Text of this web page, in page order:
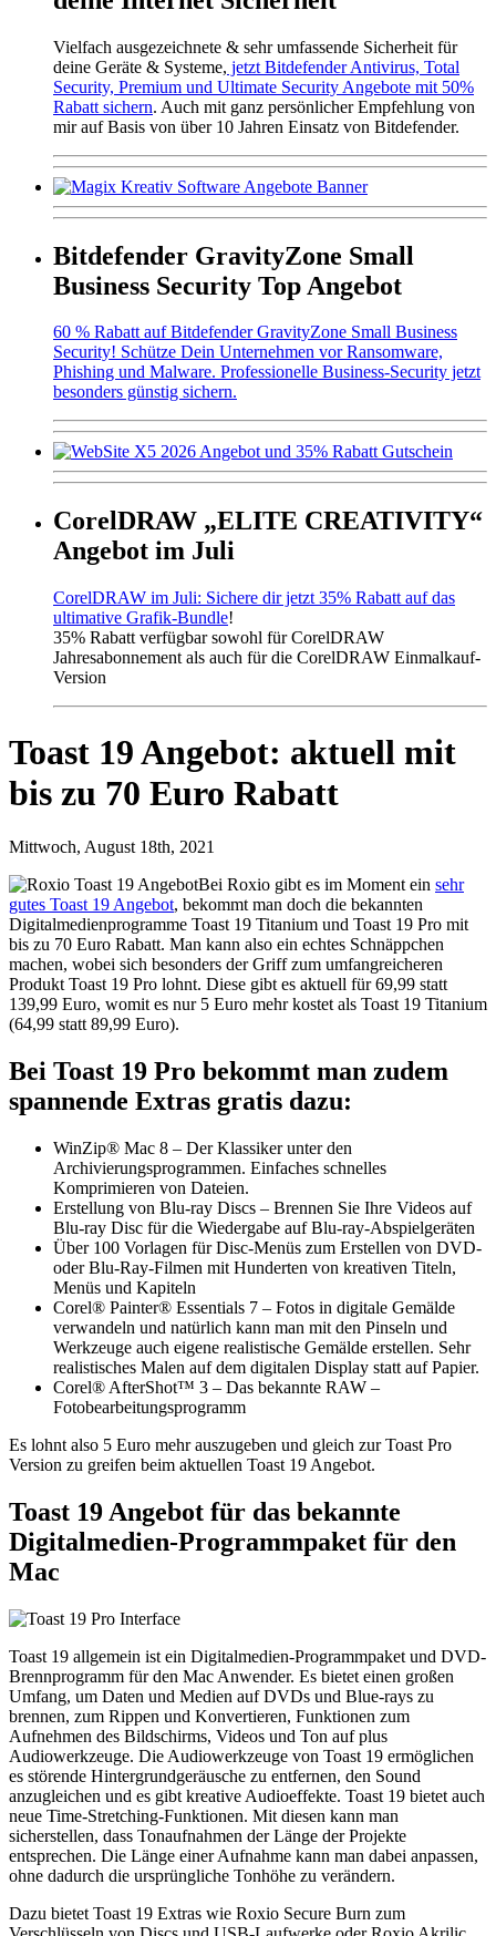
Vielfach ausgezeichnete & sehr umfassende Sicherheit für
deine Geräte & Systeme, jetzt Bitdefender Antivirus, Total
Security, Premium und Ultimate Security Angebote mit 50%
Rabatt sichern. Auch mit ganz persönlicher Empfehlung von
mir auf Basis von über 10 Jahren Einsatz von Bitdefender.
Bitdefender GravityZone Small
Business Security Top Angebot
60 % Rabatt auf Bitdefender GravityZone Small Business
Security! Schütze Dein Unternehmen vor Ransomware,
Phishing und Malware. Professionelle Business-Security jetzt
besonders günstig sichern.
CorelDRAW „ELITE CREATIVITY“
Angebot im Juli
CorelDRAW im Juli: Sichere dir jetzt 35% Rabatt auf das
ultimative Grafik-Bundle!
35% Rabatt verfügbar sowohl für CorelDRAW
Jahresabonnement als auch für die CorelDRAW Einmalkauf-
Version
Toast 19 Angebot: aktuell mit
bis zu 70 Euro Rabatt
Mittwoch, August 18th, 2021
Bei Roxio gibt es im Moment ein sehr
gutes Toast 19 Angebot, bekommt man doch die bekannten
Digitalmedienprogramme Toast 19 Titanium und Toast 19 Pro mit
bis zu 70 Euro Rabatt. Man kann also ein echtes Schnäppchen
machen, wobei sich besonders der Griff zum umfangreicheren
Produkt Toast 19 Pro lohnt. Diese gibt es aktuell für 69,99 statt
139,99 Euro, womit es nur 5 Euro mehr kostet als Toast 19 Titanium
(64,99 statt 89,99 Euro).
Bei Toast 19 Pro bekommt man zudem
spannende Extras gratis dazu:
WinZip® Mac 8 – Der Klassiker unter den
Archivierungsprogrammen. Einfaches schnelles
Komprimieren von Dateien.
Erstellung von Blu-ray Discs – Brennen Sie Ihre Videos auf
Blu-ray Disc für die Wiedergabe auf Blu-ray-Abspielgeräten
Über 100 Vorlagen für Disc-Menüs zum Erstellen von DVD-
oder Blu-Ray-Filmen mit Hunderten von kreativen Titeln,
Menüs und Kapiteln
Corel® Painter® Essentials 7 – Fotos in digitale Gemälde
verwandeln und natürlich kann man mit den Pinseln und
Werkzeuge auch eigene realistische Gemälde erstellen. Sehr
realistisches Malen auf dem digitalen Display statt auf Papier.
Corel® AfterShot™ 3 – Das bekannte RAW –
Fotobearbeitungsprogramm
Es lohnt also 5 Euro mehr auszugeben und gleich zur Toast Pro
Version zu greifen beim aktuellen Toast 19 Angebot.
Toast 19 Angebot für das bekannte
Digitalmedien-Programmpaket für den
Mac
Toast 19 allgemein ist ein Digitalmedien-Programmpaket und DVD-
Brennprogramm für den Mac Anwender. Es bietet einen großen
Umfang, um Daten und Medien auf DVDs und Blue-rays zu
brennen, zum Rippen und Konvertieren, Funktionen zum
Aufnehmen des Bildschirms, Videos und Ton auf plus
Audiowerkzeuge. Die Audiowerkzeuge von Toast 19 ermöglichen
es störende Hintergrundgeräusche zu entfernen, den Sound
anzugleichen und es gibt kreative Audioeffekte. Toast 19 bietet auch
neue Time-Stretching-Funktionen. Mit diesen kann man
sicherstellen, dass Tonaufnahmen der Länge der Projekte
entsprechen. Die Länge einer Aufnahme kann man dabei anpassen,
ohne dadurch die ursprüngliche Tonhöhe zu verändern.
Dazu bietet Toast 19 Extras wie Roxio Secure Burn zum